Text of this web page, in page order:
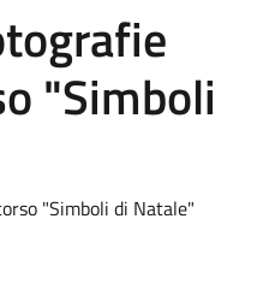
"Simboli
"Simboli di Natale"